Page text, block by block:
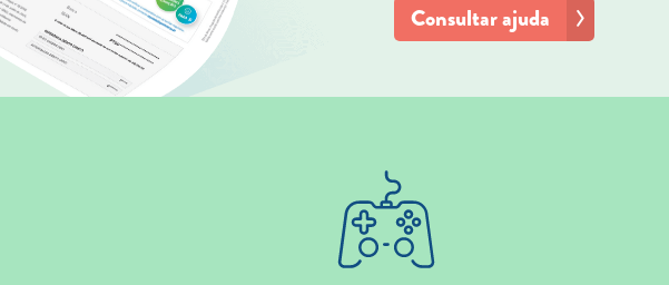
Consultar ajuda